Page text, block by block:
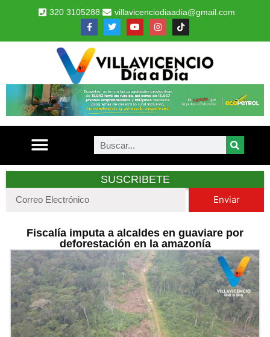
320 3105288 villavicenciodiaadia@gmail.com
SUSCRIBETE
Enviar
Fiscalía imputa a alcaldes en guaviare por
deforestación en la amazonía